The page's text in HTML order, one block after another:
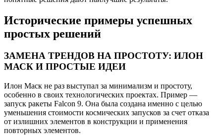
Исторические примеры успешных
простых решений
ЗАМЕНА ТРЕНДОВ НА ПРОСТОТУ: ИЛОН
МАСК И ПРОСТЫЕ ИДЕИ
Илон Маск не раз выступал за минимализм и простоту,
особенно в своих технологических проектах. Пример —
запуск ракеты Falcon 9. Она была создана именно с целью
уменьшения стоимости космических запусков за счет отказа
от излишних элементов в конструкции и применения
повторных элементов.